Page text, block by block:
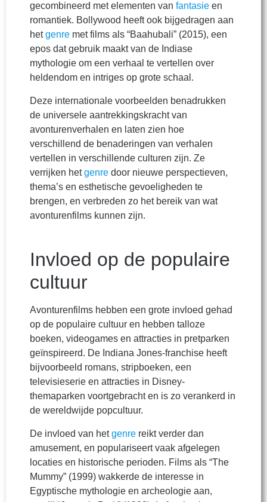
gecombineerd met elementen van fantasie en
romantiek. Bollywood heeft ook bijgedragen aan
hetgenre met films als “Baahubali” (2015), een
epos dat gebruik maakt van de Indiase
mythologie om een verhaal te vertellen over
heldendom en intriges op grote schaal.
Deze internationale voorbeelden benadrukken
de universele aantrekkingskracht van
avonturenverhalen en laten zien hoe
verschillend de benaderingen van verhalen
vertellen in verschillende culturen zijn. Ze
verrijken hetgenre door nieuwe perspectieven,
thema’s en esthetische gevoeligheden te
brengen, en verbreden zo het bereik van wat
avonturenfilms kunnen zijn.
Invloed op de populaire
cultuur
Avonturenfilms hebben een grote invloed gehad
op de populaire cultuur en hebben talloze
boeken, videogames en attracties in pretparken
geïnspireerd. De Indiana Jones-franchise heeft
bijvoorbeeld romans, stripboeken, een
televisieserie en attracties in Disney-
themaparken voortgebracht en is zo verankerd in
de wereldwijde popcultuur.
De invloed van hetgenre reikt verder dan
amusement, en populariseert vaak afgelegen
locaties en historische perioden. Films als “The
Mummy” (1999) wakkerde de interesse in
Egyptische mythologie en archeologie aan,